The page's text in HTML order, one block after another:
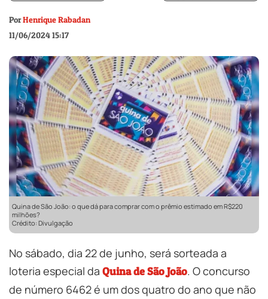
PorHenrique Rabadan
11/06/2024 15:17
Quina de São João: o que dá para comprar com o prêmio estimado em R$220
milhões?
Crédito: Divulgação
No sábado, dia 22 de junho, será sorteada a
loteria especial da Quina de São João. O concurso
de número 6462 é um dos quatro do ano que não